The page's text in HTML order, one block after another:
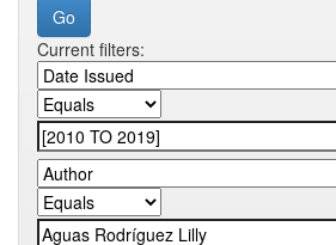
Current filters: